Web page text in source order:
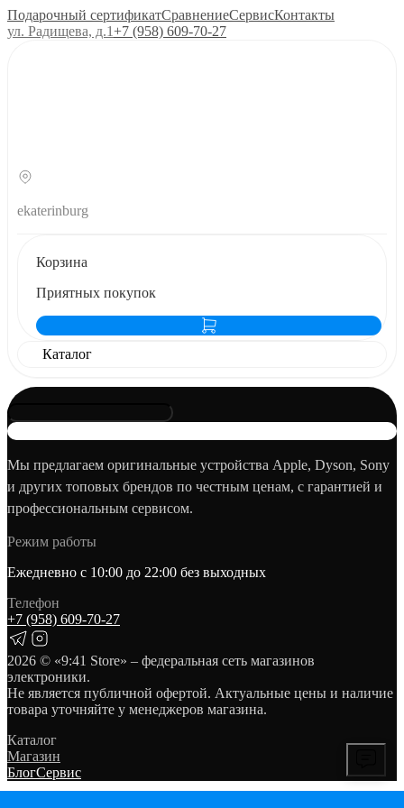
Подарочный сертификатСравнениеСервисКонтакты
ул. Радищева, д.1+7 (958) 609‑70‑27
ekaterinburg
Корзина
Приятных покупок
Каталог
Мы предлагаем оригинальные устройства Apple, Dyson, Sony
и других топовых брендов по честным ценам, с гарантией и
профессиональным сервисом.
Режим работы
Ежедневно с 10:00 до 22:00 без выходных
Телефон
+7 (958) 609‑70‑27
2026 © «9:41 Store» – федеральная сеть магазинов
электроники.
Не является публичной офертой. Актуальные цены и наличие
товара уточняйте у менеджеров магазина.
Каталог
Магазин
БлогСервис